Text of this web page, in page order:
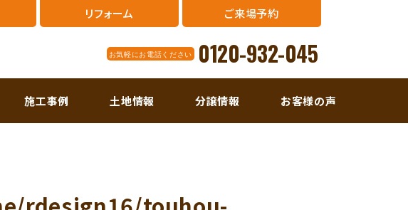
リフォーム ご来場予約
お気軽にお電話ください 0120-932-045
施工事例 土地情報 分譲情報 お客様の声